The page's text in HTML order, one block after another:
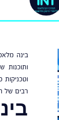
בינה
ותוכנות
רבים של